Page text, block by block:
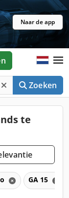
Naar de app
Zoeken
te
GA 15